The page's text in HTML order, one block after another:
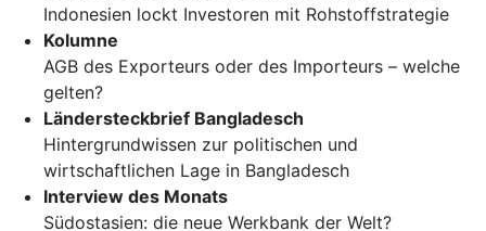
Indonesien lockt Investoren mit Rohstoffstrategie
Kolumne
AGB des Exporteurs oder des Importeurs – welche
gelten?
Ländersteckbrief Bangladesch
Hintergrundwissen zur politischen und
wirtschaftlichen Lage in Bangladesch
Interview des Monats
Südostasien: die neue Werkbank der Welt?